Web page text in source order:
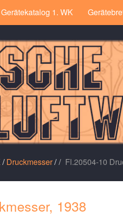
Gerätekatalog 1. WK
/Druckmesser/ Fl.20504-10
1938